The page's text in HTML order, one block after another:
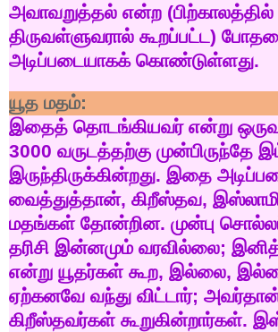
அவாவறுத்தல் என்ற (பிற்காலத்தில்
திருவள்ளுவரால் கூறப்பட்ட)
அடிப்படையாகக் கொண்டுள்ளது.
யூத மதம்:
இதைத் தொடங்கியவர் என்று
3000 வருடத்தற்கு முன்பிருந்தே
இருந்திருக்கின்றது. இதை
வைத்துத்தான், கிறீஸ்தவ,
மதங்கள் தோன்றின. முன்பு
தரிசி இன்னமும் வரவில்லை;
என்று யூதர்கள் கூற, இல்லை,
ஏற்கனவே வந்து விட்டார்;
கிறீஸ்தவர்கள் கூறுகின்றார்கள்.